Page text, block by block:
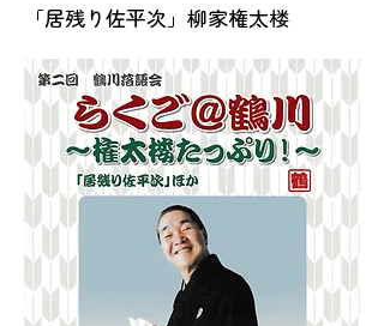
「居残り佐平次」柳家権太楼